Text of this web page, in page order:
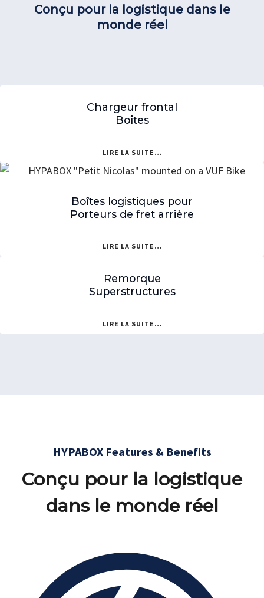
Conçu pour la logistique dans le
monde réel
Chargeur frontal
Boîtes
LIRE LA SUITE…
Boîtes logistiques pour
Porteurs de fret arrière
LIRE LA SUITE…
Remorque
Superstructures
LIRE LA SUITE…
HYPABOX Features & Benefits
Conçu pour la logistique
dans le monde réel